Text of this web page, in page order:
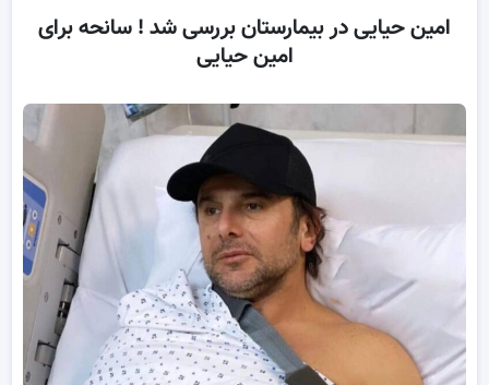
امین حیایی در بیمارستان بررسی شد ! سانحه برای
امین حیایی